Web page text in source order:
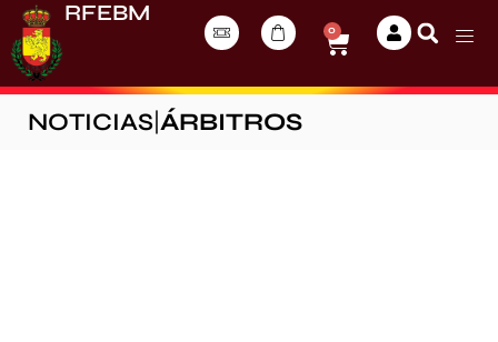
RFEBM
0
NOTICIAS ÁRBITROS